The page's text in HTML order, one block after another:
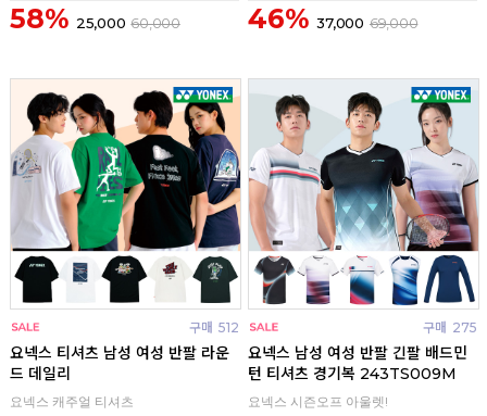
58% 25,000 60,000 46% 37,000 69,000
구매 512
요넥스 티셔츠 남성 여성 반팔 라운
드 데일리
요넥스 캐주얼 티셔츠
구매 275
요넥스 남성 여성 반팔 긴팔 배드민
턴 티셔츠 경기복 243TS009M
요넥스 시즌오프 아울렛!